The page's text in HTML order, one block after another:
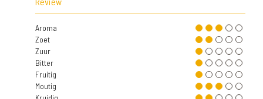
Aroma
Zoet
Zuur
Bitter
Fruitig
Moutig